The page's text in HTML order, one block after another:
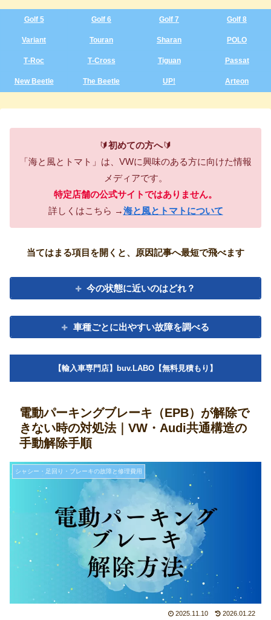
Golf 5 Golf 6 Golf 7 Golf 8
Variant Touran Sharan POLO
T‑Roc T‑Cross Tiguan Passat
New Beetle The Beetle UP! Arteon
🔰初めての方へ🔰
「海と風とトマト」は、VWに興味のある方に向けた情報
メディアです。
特定店舗の公式サイトではありません。
詳しくはこちら →海と風とトマトについて
当てはまる項目を開くと、原因記事へ最短で飛べます
今の状態に近いのはどれ？
車種ごとに出やすい故障を調べる
【輸入車専門店】buv.LABO【無料見積もり】
電動パーキングブレーキ（EPB）が解除で
きない時の対処法｜VW・Audi共通構造の
手動解除手順
シャシー・足回り・ブレーキの故障と修理費用
2025.11.10 2026.01.22